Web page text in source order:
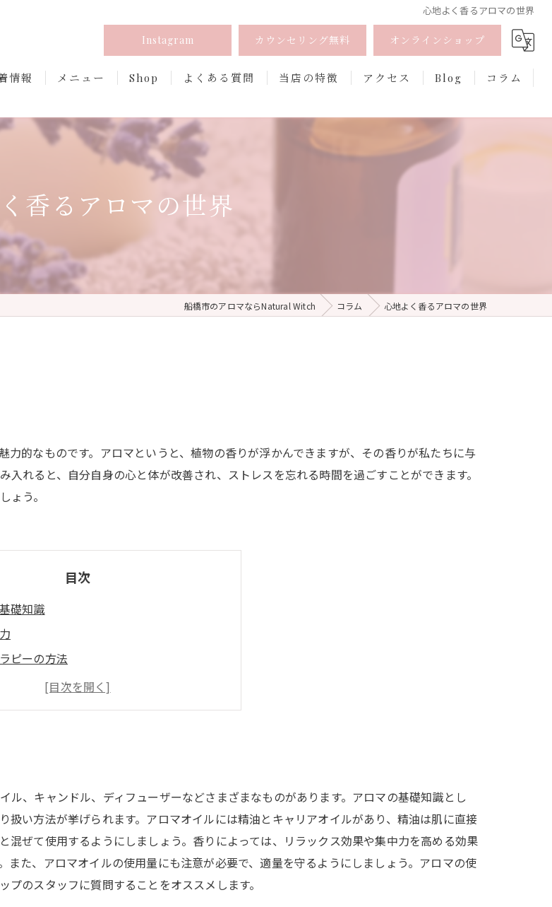
心地よく香るアロマの世界
Instagram カウンセリング無料 オンラインショップ
情報 メニュー Shop よくある質問 当店の特徴 アクセス Blog コラム
香るアロマの世界
船橋市のアロマならNatural Witch コラム 心地よく香るアロマの世界
的なものです。アロマというと、植物の香りが浮かんできますが、その香りが私たちに与
れると、自分自身の心と体が改善され、ストレスを忘れる時間を過ごすことができます。
ょう。
目次
礎知識
ピーの方法
康
、キャンドル、ディフューザーなどさまざまなものがあります。アロマの基礎知識とし
い方法が挙げられます。アロマオイルには精油とキャリアオイルがあり、精油は肌に直接
ぜて使用するようにしましょう。香りによっては、リラックス効果や集中力を高める効果
た、アロマオイルの使用量にも注意が必要で、適量を守るようにしましょう。アロマの使
のスタッフに質問することをオススメします。